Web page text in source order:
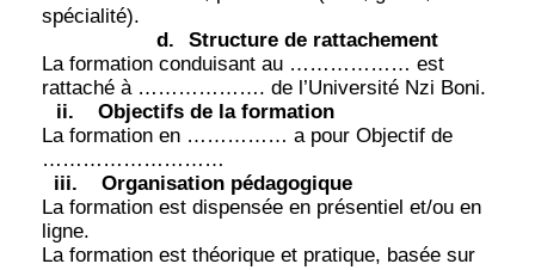
spécialité).
d.
Structure de rattachement
La formation conduisant au ……………… est
rattaché à ………………. de l’Université Nzi Boni.
ii.
Objectifs de la formation
La formation en …………… a pour Objectif de
………………………
iii.
Organisation pédagogique
La formation est dispensée en présentiel et/ou en
ligne.
La formation est théorique et pratique, basée sur